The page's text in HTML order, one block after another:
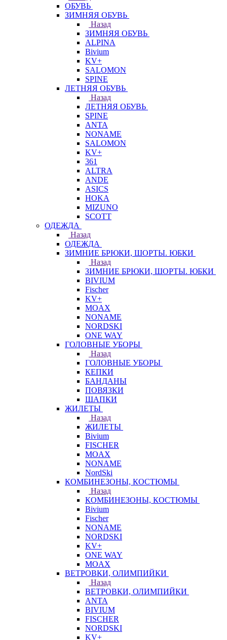
ОБУВЬ
ЗИМНЯЯ ОБУВЬ
Назад
ЗИМНЯЯ ОБУВЬ
ALPINA
Bivium
KV+
SALOMON
SPINE
ЛЕТНЯЯ ОБУВЬ
Назад
ЛЕТНЯЯ ОБУВЬ
SPINE
ANTA
NONAME
SALOMON
KV+
361
ALTRA
ANDE
ASICS
HOKA
MIZUNO
SCOTT
ОДЕЖДА
Назад
ОДЕЖДА
ЗИМНИЕ БРЮКИ, ШОРТЫ. ЮБКИ
Назад
ЗИМНИЕ БРЮКИ, ШОРТЫ. ЮБКИ
BIVIUM
Fischer
KV+
MOAX
NONAME
NORDSKI
ONE WAY
ГОЛОВНЫЕ УБОРЫ
Назад
ГОЛОВНЫЕ УБОРЫ
КЕПКИ
БАНДАНЫ
ПОВЯЗКИ
ШАПКИ
ЖИЛЕТЫ
Назад
ЖИЛЕТЫ
Bivium
FISCHER
MOAX
NONAME
NordSki
КОМБИНЕЗОНЫ, КОСТЮМЫ
Назад
КОМБИНЕЗОНЫ, КОСТЮМЫ
Bivium
Fischer
NONAME
NORDSKI
KV+
ONE WAY
MOAX
ВЕТРОВКИ, ОЛИМПИЙКИ
Назад
ВЕТРОВКИ, ОЛИМПИЙКИ
ANTA
BIVIUM
FISCHER
NORDSKI
KV+